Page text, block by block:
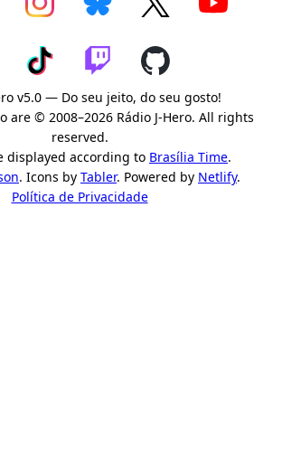
v5.0 — Do seu jeito, do seu gosto!
are © 2008–2026 Rádio J-Hero. All rights
reserved.
displayed according to Brasília Time.
. Icons by Tabler. Powered by Netlify.
Política de Privacidade